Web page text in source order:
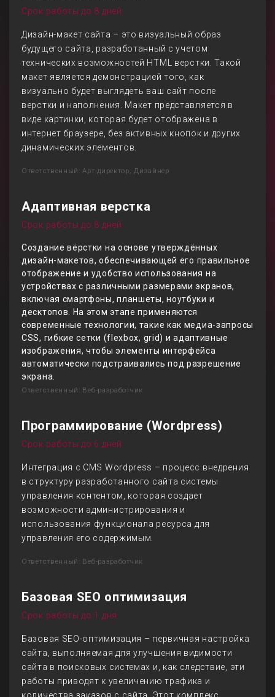
Срок работы до 8 дней
Дизайн-макет сайта – это визуальный образ
будущего сайта, разработанный с учетом
технических возможностей HTML верстки. Такой
макет является демонстрацией того, как
визуально будет выглядеть ваш сайт после
верстки и наполнения. Макет представляется в
виде картинки, которая будет отображена в
интернет браузере, без активных кнопок и других
динамических элементов.
Ответственный: Арт-директор, Дизайнер
Адаптивная верстка
Срок работы до 8 дней
Создание вёрстки на основе утверждённых
дизайн-макетов, обеспечивающей его правильное
отображение и удобство использования на
устройствах с различными размерами экранов,
включая смартфоны, планшеты, ноутбуки и
десктопов. На этом этапе применяются
современные технологии, такие как медиа-запросы
CSS, гибкие сетки (flexbox, grid) и адаптивные
изображения, чтобы элементы интерфейса
автоматически подстраивались под разрешение
экрана.
Ответственный: Веб-разработчик
Программирование (Wordpress)
Срок работы до 6 дней
Интеграция с CMS Wordpress – процесс внедрения
в структуру разработанного сайта системы
управления контентом, которая создает
возможности администрирования и
использования функционала ресурса для
управления его содержимым.
Ответственный: Веб-разработчик
Базовая SEO оптимизация
Срок работы до 1 дня
Базовая SEO-оптимизация – первичная настройка
сайта, выполняемая для улучшения видимости
сайта в поисковых системах и, как следствие, эти
работы приводят к увеличению трафика и